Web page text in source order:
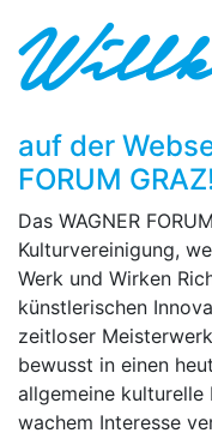
auf der
FORUM
Das WAGNER
Kulturvereinigung,
Werk und Wirken
künstlerischen
zeitloser
bewusst in einen
allgemeine
wachem Interesse